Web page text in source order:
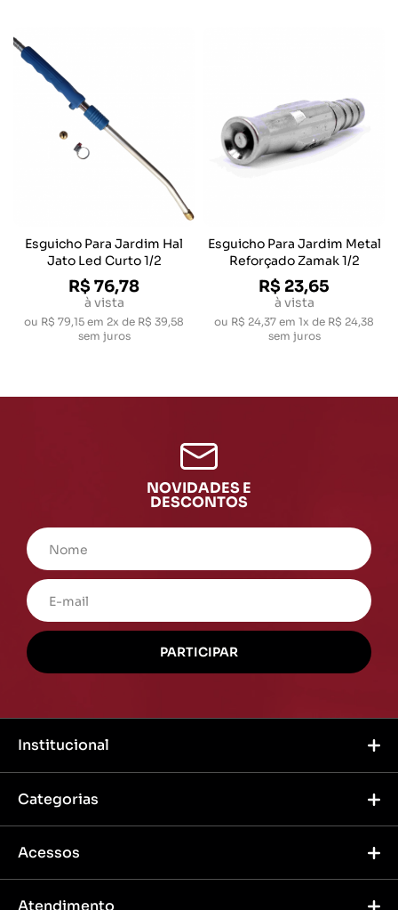
Esguicho Para Jardim Hal
Jato Led Curto 1/2
R$ 76,78
à vista
ou R$ 79,15 em 2x de R$ 39,58
sem juros
Esguicho Para Jardim Metal
Reforçado Zamak 1/2
R$ 23,65
à vista
ou R$ 24,37 em 1x de R$ 24,38
sem juros
NOVIDADES E
DESCONTOS
Institucional
Categorias
Acessos
Atendimento